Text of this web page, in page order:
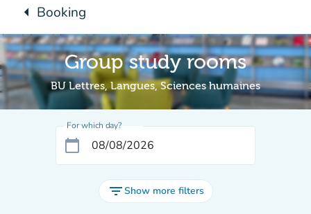
arrow_leftBack to:
Booking
Group study rooms
BU Lettres, Langues, Sciences humaines
For which day?
calendar_today
filter_listShow more filters